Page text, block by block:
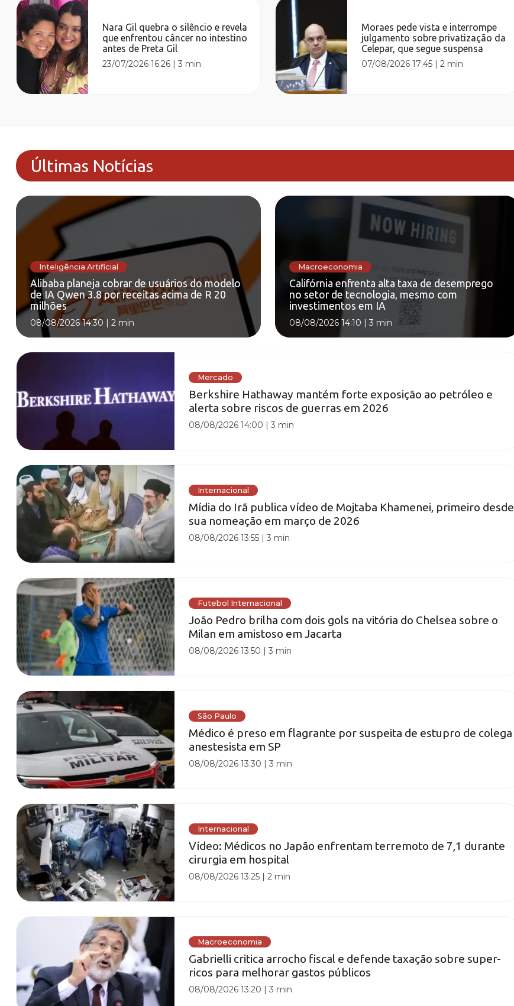
Nara Gil quebra o silêncio e revela
que enfrentou câncer no intestino
antes de Preta Gil
23/07/2026 16:26 |3 min
Moraes pede vista e interrompe
julgamento sobre privatização da
Celepar, que segue suspensa
07/08/2026 17:45 |2 min
Últimas Notícias
Inteligência Artificial
Alibaba planeja cobrar de usuários do modelo
de IA Qwen 3.8 por receitas acima de R 20
milhões
08/08/2026 14:30 | 2 min
Macroeconomia
Califórnia enfrenta alta taxa de desemprego
no setor de tecnologia, mesmo com
investimentos em IA
08/08/2026 14:10 | 3 min
Mercado
Berkshire Hathaway mantém forte exposição ao petróleo e
alerta sobre riscos de guerras em 2026
08/08/2026 14:00 |3 min
Internacional
Mídia do Irã publica vídeo de Mojtaba Khamenei, primeiro desde
sua nomeação em março de 2026
08/08/2026 13:55 |3 min
Futebol Internacional
João Pedro brilha com dois gols na vitória do Chelsea sobre o
Milan em amistoso em Jacarta
08/08/2026 13:50 |3 min
São Paulo
Médico é preso em flagrante por suspeita de estupro de colega
anestesista em SP
08/08/2026 13:30 |3 min
Internacional
Vídeo: Médicos no Japão enfrentam terremoto de 7,1 durante
cirurgia em hospital
08/08/2026 13:25 |2 min
Macroeconomia
Gabrielli critica arrocho fiscal e defende taxação sobre super-
ricos para melhorar gastos públicos
08/08/2026 13:20 |3 min